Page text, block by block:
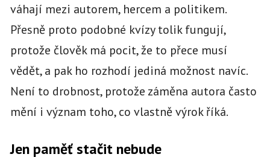
váhají mezi autorem, hercem a politikem.
Přesně proto podobné kvízy tolik fungují,
protože člověk má pocit, že to přece musí
vědět, a pak ho rozhodí jediná možnost navíc.
Není to drobnost, protože záměna autora často
mění i význam toho, co vlastně výrok říká.
Jen paměť stačit nebude